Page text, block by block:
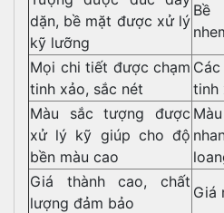
dặn, bề mặt được xử lý
kỹ lưỡng
Bề
Mọi chi tiết được chạm
tinh xảo, sắc nét
tinh
Màu sắc tượng được
xử lý kỹ giúp cho độ
bền màu cao
Giá thành cao, chất
lượng đảm bảo
Giá